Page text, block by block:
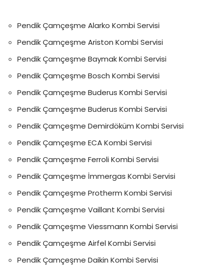
Pendik Çamçeşme Alarko Kombi Servisi
Pendik Çamçeşme Ariston Kombi Servisi
Pendik Çamçeşme Baymak Kombi Servisi
Pendik Çamçeşme Bosch Kombi Servisi
Pendik Çamçeşme Buderus Kombi Servisi
Pendik Çamçeşme Buderus Kombi Servisi
Pendik Çamçeşme Demirdöküm Kombi Servisi
Pendik Çamçeşme ECA Kombi Servisi
Pendik Çamçeşme Ferroli Kombi Servisi
Pendik Çamçeşme İmmergas Kombi Servisi
Pendik Çamçeşme Protherm Kombi Servisi
Pendik Çamçeşme Vaillant Kombi Servisi
Pendik Çamçeşme Viessmann Kombi Servisi
Pendik Çamçeşme Airfel Kombi Servisi
Pendik Çamçeşme Daikin Kombi Servisi